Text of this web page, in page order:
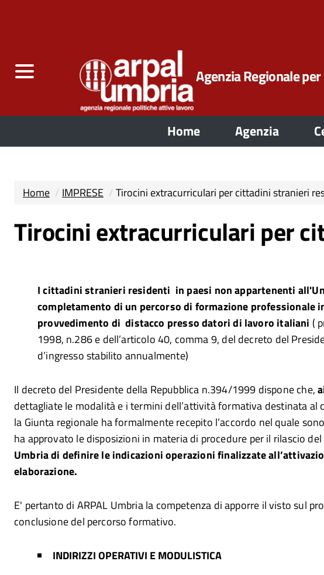
Agenzia Regionale
Home Agenzia
Home IMPRESE Tirocini extracurriculari per cittadini stranieri
Tirocini extracurriculari per
I cittadini stranieri residenti in paesi non appartenenti
completamento di un percorso di formazione professionale
provvedimento di distacco presso datori di lavoro italiani (
1998, n.286 e dell’articolo 40, comma 9, del decreto del
d’ingresso stabilito annualmente)
Il decreto del Presidente della Repubblica n.394/1999 dispone che,
dettagliate le modalità e i termini dell’attività formativa destinata al
la Giunta regionale ha formalmenterecepito l’accordo nel quale
ha approvato le disposizioni in materia di procedure per il rilascio
Umbria di definire le indicazioni operazioni finalizzate
elaborazione.
E' pertanto di ARPAL Umbria la competenza di apporre il visto sul
conclusione del percorso formativo.
INDIRIZZI OPERATIVI E MODULISTICA